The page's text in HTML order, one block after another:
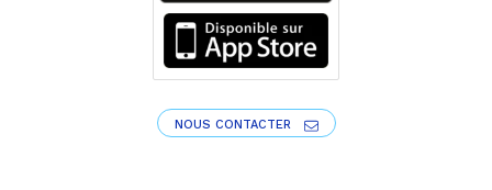
NOUS CONTACTER